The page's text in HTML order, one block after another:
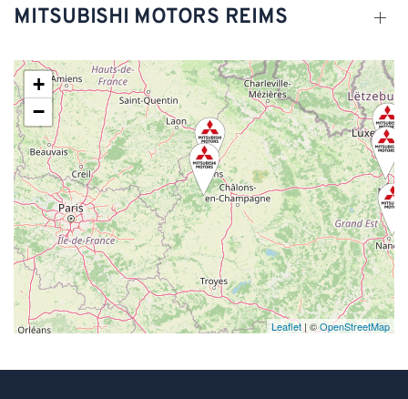
MITSUBISHI MOTORS REIMS
+
−
Leaflet| ©OpenStreetMap